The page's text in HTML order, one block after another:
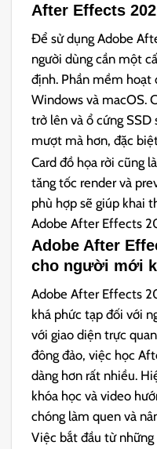
After Effects
Để sử dụng Adobe
người dùng cần một
định. Phần mềm
Windows và macOS.
trở lên và ổ cứng
mượt mà hơn, đặc
Card đồ họa rời cũng
tăng tốc render và
phù hợp sẽ giúp khai
Adobe After Effects
Adobe After
cho người mới
Adobe After Effects
khá phức tạp đối với
với giao diện trực
đông đảo, việc học
dàng hơn rất nhiều.
khóa học và video
chóng làm quen và
Việc bắt đầu từ